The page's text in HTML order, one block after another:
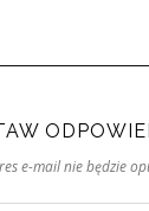
e-mail nie będzie